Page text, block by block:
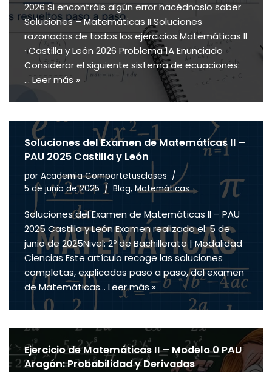
2026 Si encontráis algún error hacédnoslo saber
Soluciones – Matemáticas II Soluciones
razonadas de todos los ejercicios Matemáticas II
· Castilla y León 2026 Problema 1A Enunciado
Considerar el siguiente sistema de ecuaciones:
… Leer más »
Soluciones del Examen de Matemáticas II –
PAU 2025 Castilla y León
por Academia Compartetusclases
5 de junio de 2025
Blog, Matemáticas
Soluciones del Examen de Matemáticas II – PAU
2025 Castilla y León Examen realizado el: 5 de
junio de 2025Nivel: 2º de Bachillerato | Modalidad
Ciencias Este artículo recoge las soluciones
completas, explicadas paso a paso, del examen
de Matemáticas… Leer más »
Ejercicio de Matemáticas II – Modelo 0 PAU
Aragón: Probabilidad y Derivadas